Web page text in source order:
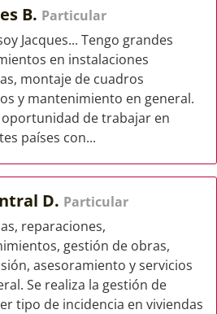
B. Particular
Jacques... Tengo grandes
en instalaciones
montaje de cuadros
y mantenimiento en general.
oportunidad de trabajar en
países con...
D. Particular
reparaciones,
gestión de obras,
asesoramiento y servicios
Se realiza la gestión de
tipo de incidencia en viviendas